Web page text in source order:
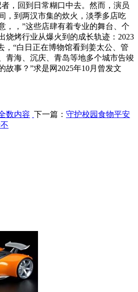
，回到日常糊口中去。然而，演员
，到两汉市集的炊火，淡季多店吃
，，”这些店肆有着专业的舞台、个
烧烤行业从爆火到的成长轨迹：2023
，“白日正在博物馆看到姜太公、管
青海、沉庆、青岛等地多个城市告竣
故事？”求是网2025年10月曾发文
数内容 下一篇： 守护校园食物平安